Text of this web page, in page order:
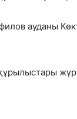
ауданы